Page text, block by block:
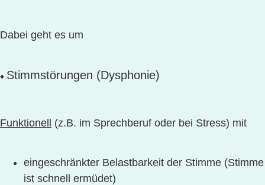
Dabei geht es um
♦ Stimmstörungen (Dysphonie)
Funktionell (z.B. im Sprechberuf oder bei Stress) mit
eingeschränkter Belastbarkeit der Stimme (Stimme
ist schnell ermüdet)